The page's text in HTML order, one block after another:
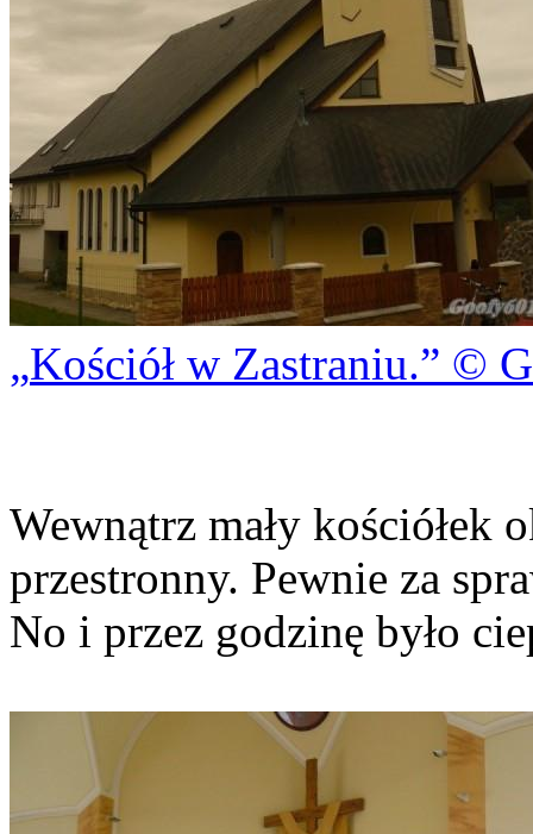
Kościół w Zastraniu. ©
Wewnątrz mały kościółek
przestronny. Pewnie za
No i przez godzinę było